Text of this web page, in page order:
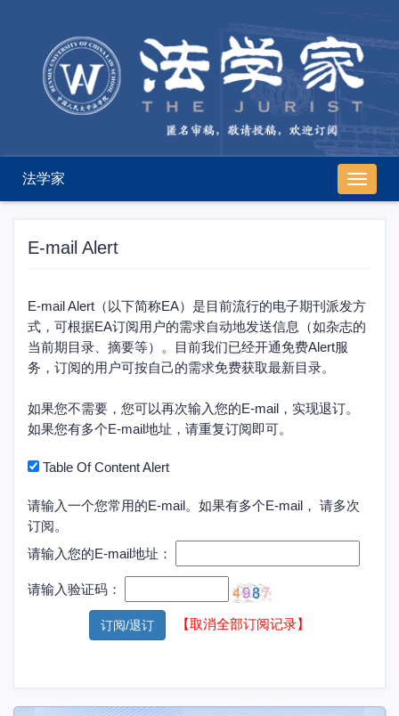
导
航
切
法学家
E-mail Alert
E-mail Alert（以下简称EA）是目前流行的电子期刊派发方
式，可根据EA订阅用户的需求自动地发送信息（如杂志的
当前期目录、摘要等）。目前我们已经开通免费Alert服
务，订阅的用户可按自己的需求免费获取最新目录。
如果您不需要，您可以再次输入您的E-mail，实现退订。
如果您有多个E-mail地址，请重复订阅即可。
Table Of Content Alert
请输入一个您常用的E-mail。如果有多个E-mail， 请多次
订阅。
请输入您的E-mail地址：
请输入验证码：
【取消全部订阅记录】